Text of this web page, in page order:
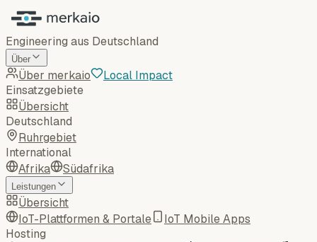
Engineering aus Deutschland
Über
Über merkaio
Local Impact
Einsatzgebiete
Übersicht
Deutschland
Ruhrgebiet
International
Afrika
Südafrika
Leistungen
Übersicht
IoT-Plattformen & Portale
IoT Mobile Apps
Hosting